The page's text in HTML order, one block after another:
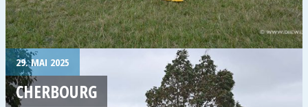
29. MAI 2025
CHERBOURG